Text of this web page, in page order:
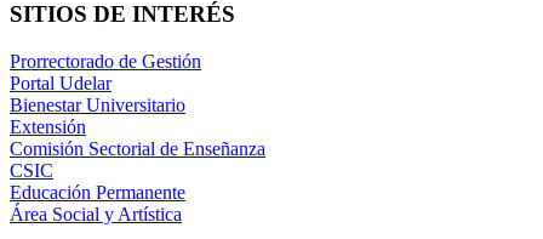
SITIOS DE INTERÉS
Prorrectorado de Gestión
Portal Udelar
Bienestar Universitario
Extensión
Comisión Sectorial de Enseñanza
CSIC
Educación Permanente
Área Social y Artística